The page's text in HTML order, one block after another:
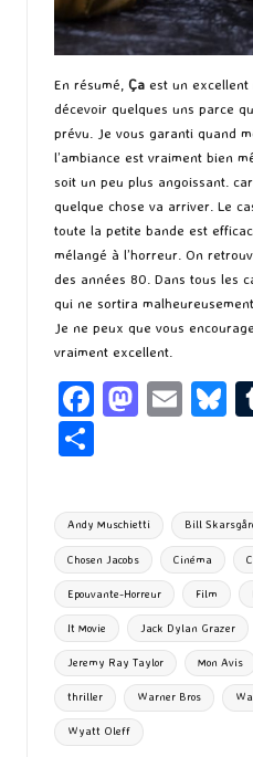
En résumé, Ça est un
décevoir quelques uns parce
prévu. Je vous garanti quand
l’ambiance est vraiment bien
soit un peu plus angoissant.
quelque chose va arriver. Le
toute la petite bande est
mélangé à l’horreur. On
des années 80. Dans tous les
qui ne sortira
Je ne peux que vous
vraiment excellent.
Fa
o
o
k
M
d
o
n
E
l
ta
g
er
Tags:
Andy Muschietti Bill
Chosen Jacobs Cinéma
Epouvante-Horreur Film
It Movie Jack Dylan Grazer
Jeremy Ray Taylor Mon Avis
thriller Warner Bros
Wyatt Oleff